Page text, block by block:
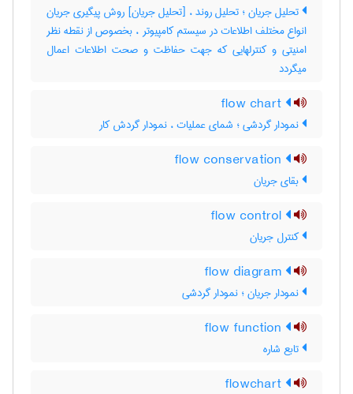
تحلیل جریان ؛ تحلیل روند ، [تحلیل جریان] روش پیگیری جریان
انواع مختلف اطلاعات در سیستم کامپیوتر ، بخصوص از نقطه نظر
امنیتی و کنترلهایی که جهت حفاظت و صحت اطلاعات اعمال
میگردد
نمودار گردشی ؛ شمای عملیات ، نمودار گردش کار
بقای جریان
کنترل جریان
نمودار جریان ؛ نمودار گردشی
تابع شاره